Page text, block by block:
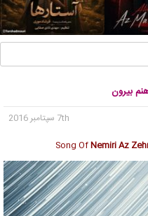
بیرون
7th سپتامبر 2016
Song OfNemiri Az